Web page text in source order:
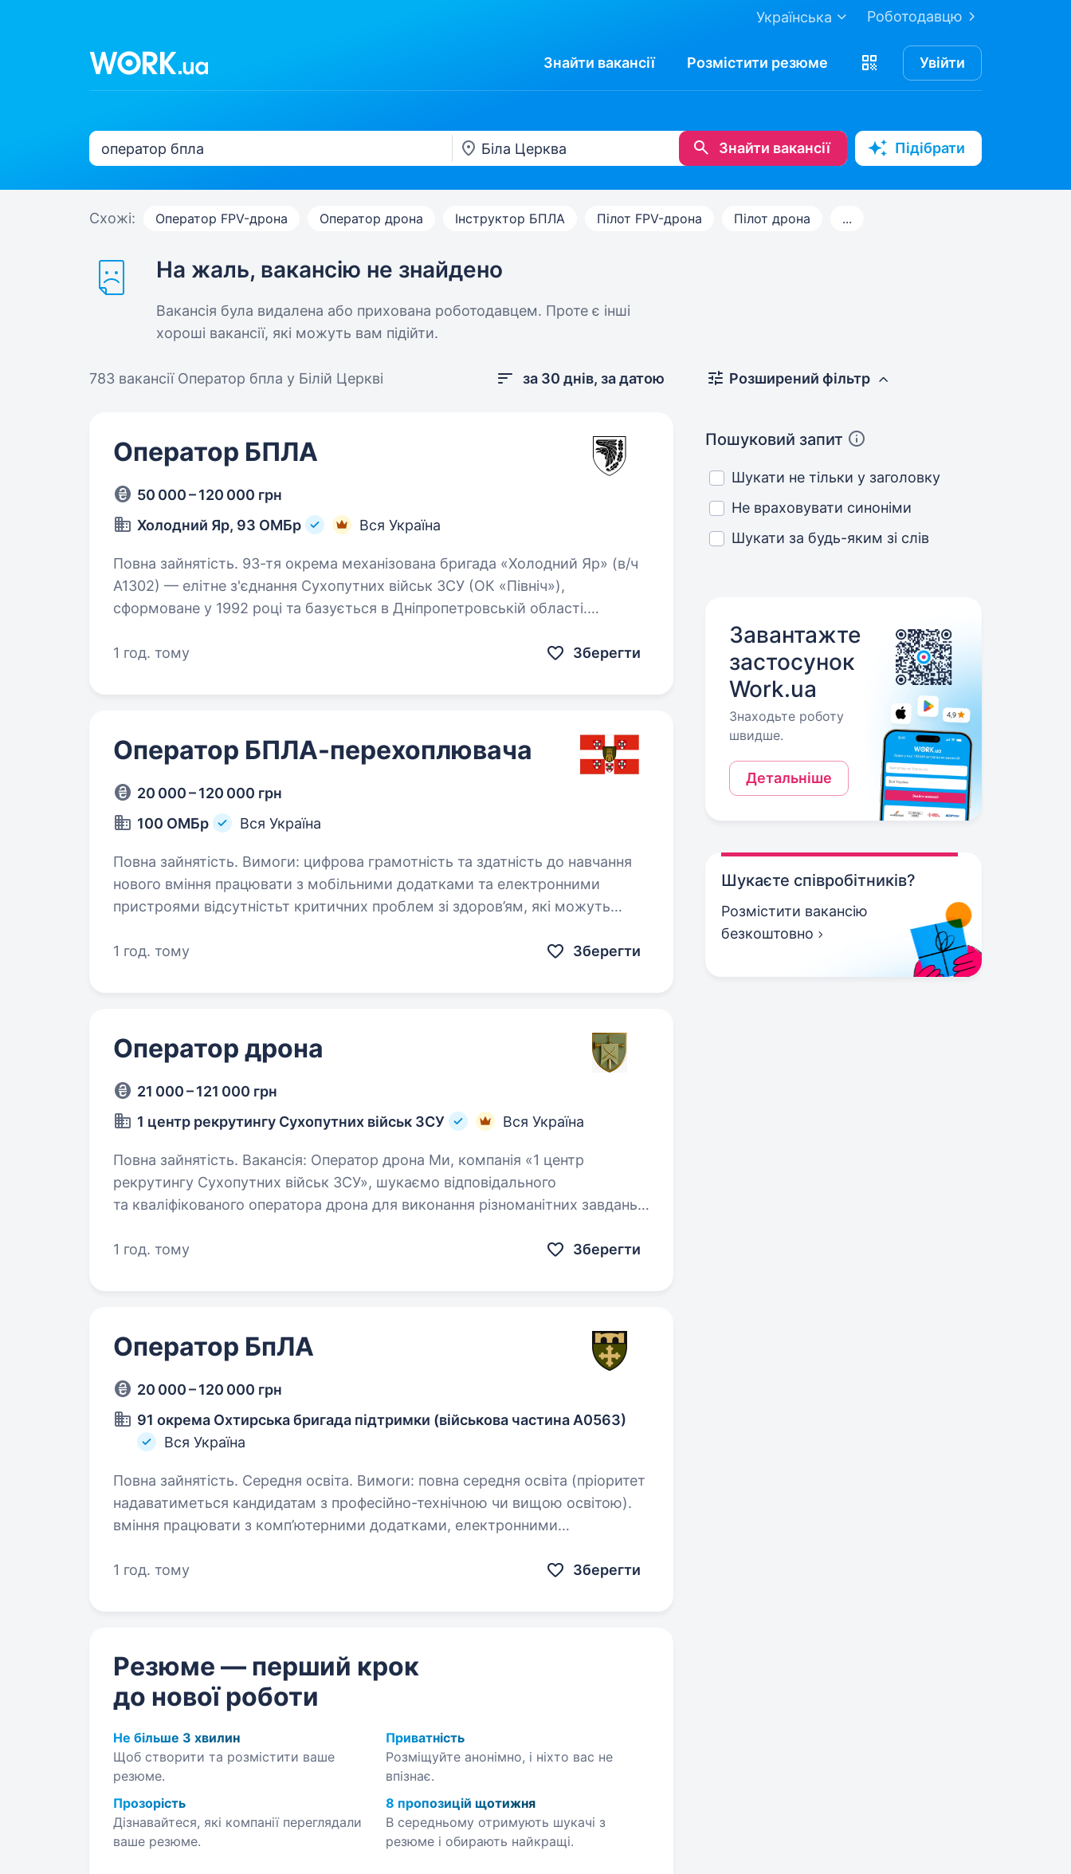
Роботодавцю
Українська
Знайти вакансії Розмістити резюме Увійти
Знайти вакансії Підібрати
Схожі: Оператор FPV-дрона Оператор дрона Інструктор БПЛА Пілот FPV-дрона Пілот дрона ...
На жаль, вакансію не знайдено
Вакансія була видалена або прихована роботодавцем. Проте є інші
хороші вакансії, які можуть вам підійти.
783 вакансії Оператор бпла у Білій Церкві за 30 днів, за датою
Оператор БПЛА
50 000 – 120 000 грн
Холодний Яр, 93 ОМБр
Вся Україна
Повна зайнятість. 93-тя окрема механізована бригада «Холодний Яр» (в/ч
А1302) — елітне з'єднання Сухопутних військ ЗСУ (ОК «Північ»),
сформоване у 1992 році та базується в Дніпропетровській області.
1 год. тому
Зберегти
Оператор БПЛА-перехоплювача
20 000 – 120 000 грн
100 ОМБр
Вся Україна
Повна зайнятість. Вимоги: цифрова грамотність та здатність до навчання
нового вміння працювати з мобільними додатками та електронними
пристроями відсутністьт критичних проблем зі здоров’ям, які можуть
1 год. тому
Зберегти
Оператор дрона
21 000 – 121 000 грн
1 центр рекрутингу Сухопутних військ ЗСУ
Вся Україна
Повна зайнятість. Вакансія: Оператор дрона Ми, компанія «1 центр
рекрутингу Сухопутних військ ЗСУ», шукаємо відповідального
та кваліфікованого оператора дрона для виконання різноманітних завдань з
1 год. тому
Зберегти
Оператор БпЛА
20 000 – 120 000 грн
91 окрема Охтирська бригада підтримки (військова частина А0563)
Вся Україна
Повна зайнятість. Середня освіта. Вимоги: повна середня освіта (пріоритет
надаватиметься кандидатам з професійно-технічною чи вищою освітою).
вміння працювати з комп’ютерними додатками, електронними
1 год. тому
Зберегти
Резюме — перший крок
до нової роботи
Не більше 3 хвилин
Щоб створити та розмістити ваше
резюме.
Приватність
Розміщуйте анонімно, і ніхто вас не
впізнає.
Прозорість
Дізнавайтеся, які компанії переглядали
ваше резюме.
8 пропозицій щотижня
В середньому отримують шукачі з
резюме і обирають найкращі.
Розширений фільтр
Пошуковий запит
Шукати не тільки у заголовку
Не враховувати синоніми
Шукати за будь-яким зі слів
Завантажте
застосунок
Work.ua
Знаходьте роботу
швидше.
Детальніше
Шукаєте співробітників?
Розмістити вакансію
безкоштовно